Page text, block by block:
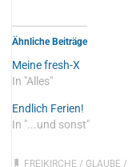
Ähnliche Beiträge
Meine fresh-X
In "Alles"
Endlich Ferien!
In "...und sonst"
FREIKIRCHE/ GLAUBE/